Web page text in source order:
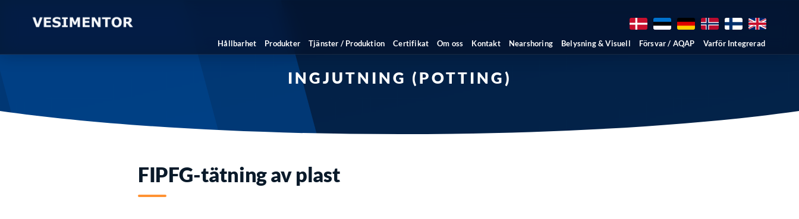
Hållbarhet Produkter Tjänster / Produktion Certifikat Om oss Kontakt Nearshoring Belysning & Visuell Försvar / AQAP Varför Integrerad
INGJUTNING (POTTING)
FIPFG-tätning av plast